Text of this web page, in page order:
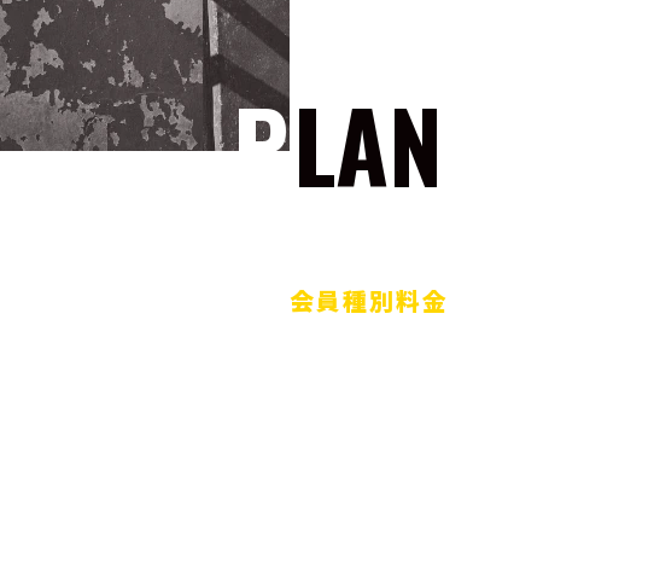
PLAN
会員種別料金